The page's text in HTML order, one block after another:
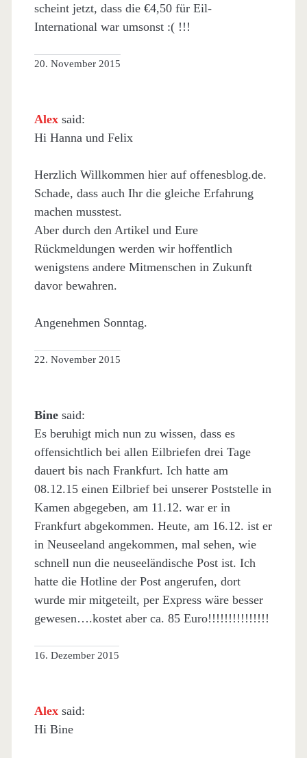
scheint jetzt, dass die €4,50 für Eil-
International war umsonst :( !!!
20. November 2015
Alex said:
Hi Hanna und Felix
Herzlich Willkommen hier auf offenesblog.de.
Schade, dass auch Ihr die gleiche Erfahrung
machen musstest.
Aber durch den Artikel und Eure
Rückmeldungen werden wir hoffentlich
wenigstens andere Mitmenschen in Zukunft
davor bewahren.
Angenehmen Sonntag.
22. November 2015
Bine said:
Es beruhigt mich nun zu wissen, dass es
offensichtlich bei allen Eilbriefen drei Tage
dauert bis nach Frankfurt. Ich hatte am
08.12.15 einen Eilbrief bei unserer Poststelle in
Kamen abgegeben, am 11.12. war er in
Frankfurt abgekommen. Heute, am 16.12. ist er
in Neuseeland angekommen, mal sehen, wie
schnell nun die neuseeländische Post ist. Ich
hatte die Hotline der Post angerufen, dort
wurde mir mitgeteilt, per Express wäre besser
gewesen….kostet aber ca. 85 Euro!!!!!!!!!!!!!!!
16. Dezember 2015
Alex said:
Hi Bine